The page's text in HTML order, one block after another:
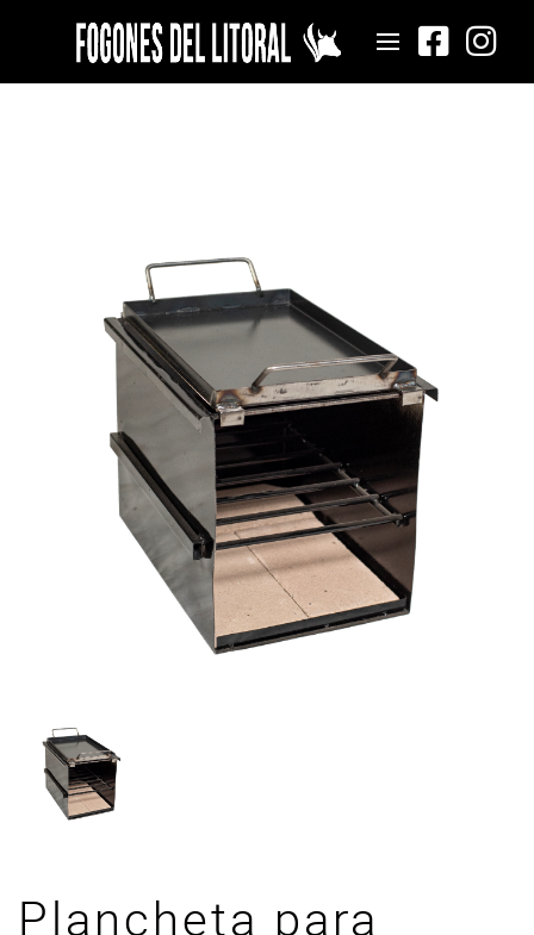
Plancheta para